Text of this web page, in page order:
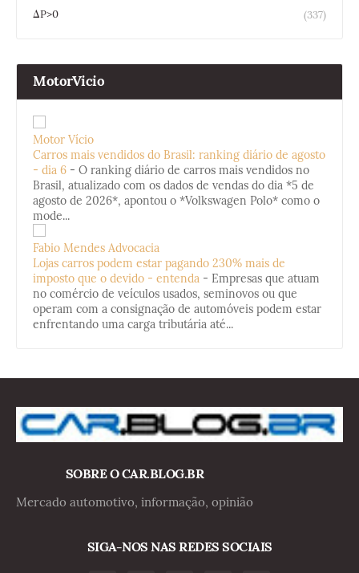
ΔP>0
(337)
MotorVicio
Motor Vício
Carros mais vendidos do Brasil: ranking diário de agosto
- dia 6 - O ranking diário de carros mais vendidos no
Brasil, atualizado com os dados de vendas do dia *5 de
agosto de 2026*, apontou o *Volkswagen Polo* como o
mode...
Fabio Mendes Advocacia
Lojas carros podem estar pagando 230% mais de
imposto que o devido - entenda - Empresas que atuam
no comércio de veículos usados, seminovos ou que
operam com a consignação de automóveis podem estar
enfrentando uma carga tributária até...
SOBRE O CAR.BLOG.BR
Mercado automotivo, informação, opinião
SIGA-NOS NAS REDES SOCIAIS